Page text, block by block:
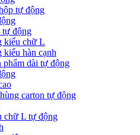
tự động
tự động
kiểu chữ L
kiểu hàn cạnh
phẩm dài tự động
carton tự động
chữ L tự động